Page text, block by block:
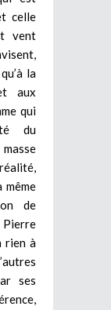
celle
vent
la
aux
qui
du
même
de
rien à
ses